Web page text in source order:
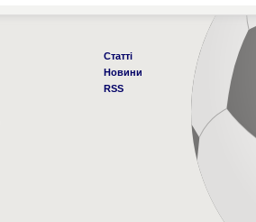
Статті
Новини
RSS